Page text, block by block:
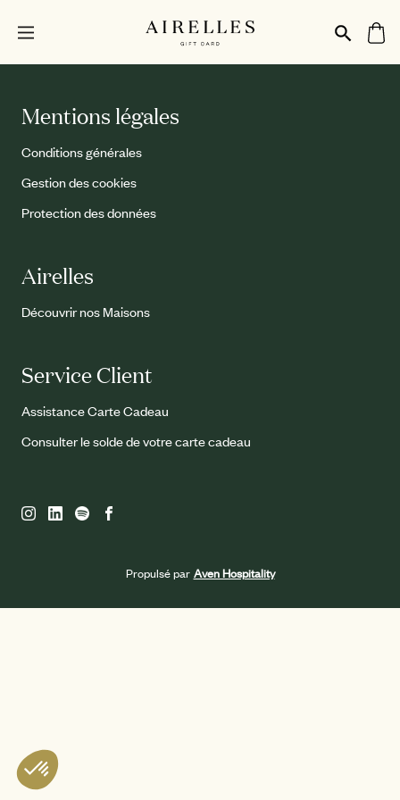
Mentions légales
Conditions générales
Gestion des cookies
Protection des données
Airelles
Découvrir nos Maisons
Service Client
Assistance Carte Cadeau
Consulter le solde de votre carte cadeau
Propulsé par Aven Hospitality